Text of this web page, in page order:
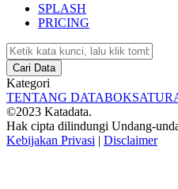
SPLASH
PRICING
Cari Data
Kategori
TENTANG DATABOKS
©2023 Katadata.
Hak cipta dilindungi Undang-
Kebijakan Privasi | Disclaimer